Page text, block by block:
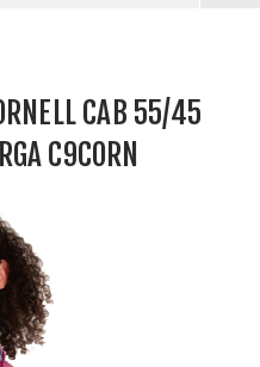
CAB 55/45
C9CORN